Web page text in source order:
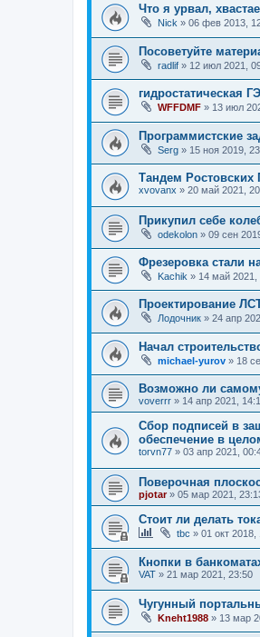
Что я урвал,
Nick » 06 фев 2013,
Посоветуйте
radlif » 12 июл 2021,
гидростатическая
WFFDMF » 13 июл
Программистские
Serg » 15 ноя 2019,
Тандем Ростовских
xvovanx » 20 май 2021,
Прикупил себе
odekolon » 09 сен
Фрезеровка стали
Kachik » 14 май 2021,
Проектирование
Лодочник » 24 апр
Начал
michael-yurov » 18
Возможно ли
voverrr » 14 апр 2021,
Сбор подписей в
обеспечение в
torvn77 » 03 апр 2021,
Поверочная
pjotar» 05 мар 2021,
Стоит ли делать
tbc » 01 окт 2018,
Кнопки в
VAT » 21 мар 2021, 23:50
Чугунный
Kneht1988 » 13 мар